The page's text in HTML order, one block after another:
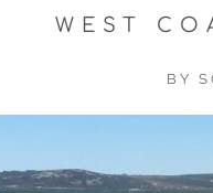
WEST
BY